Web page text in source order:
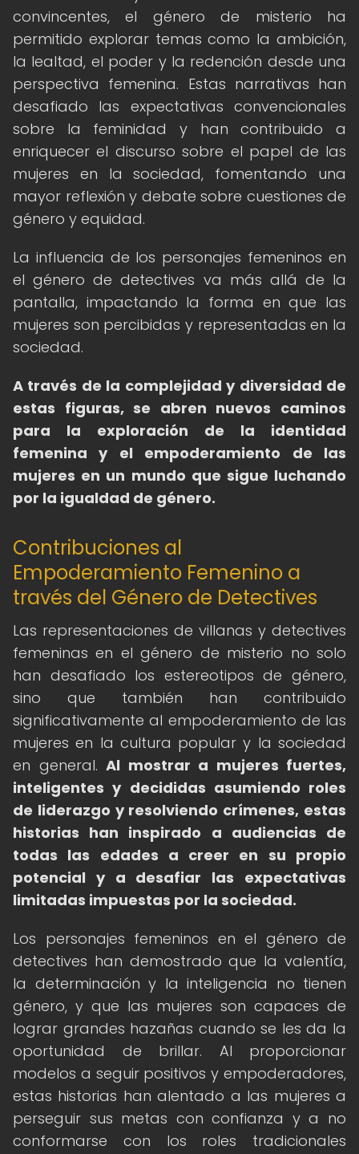
convincentes, el género de misterio ha
permitido explorar temas como la ambición,
la lealtad, el poder y la redención desde una
perspectiva femenina. Estas narrativas han
desafiado las expectativas convencionales
sobre la feminidad y han contribuido a
enriquecer el discurso sobre el papel de las
mujeres en la sociedad, fomentando una
mayor reflexión y debate sobre cuestiones de
género y equidad.
La influencia de los personajes femeninos en
el género de detectives va más allá de la
pantalla, impactando la forma en que las
mujeres son percibidas y representadas en la
sociedad.
A través de la complejidad y diversidad de
estas figuras, se abren nuevos caminos
para la exploración de la identidad
femenina y el empoderamiento de las
mujeres en un mundo que sigue luchando
por la igualdad de género.
Contribuciones al
Empoderamiento Femenino a
través del Género de Detectives
Las representaciones de villanas y detectives
femeninas en el género de misterio no solo
han desafiado los estereotipos de género,
sino que también han contribuido
significativamente al empoderamiento de las
mujeres en la cultura popular y la sociedad
en general. Al mostrar a mujeres fuertes,
inteligentes y decididas asumiendo roles
de liderazgo y resolviendo crímenes, estas
historias han inspirado a audiencias de
todas las edades a creer en su propio
potencial y a desafiar las expectativas
limitadas impuestas por la sociedad.
Los personajes femeninos en el género de
detectives han demostrado que la valentía,
la determinación y la inteligencia no tienen
género, y que las mujeres son capaces de
lograr grandes hazañas cuando se les da la
oportunidad de brillar. Al proporcionar
modelos a seguir positivos y empoderadores,
estas historias han alentado a las mujeres a
perseguir sus metas con confianza y a no
conformarse con los roles tradicionales